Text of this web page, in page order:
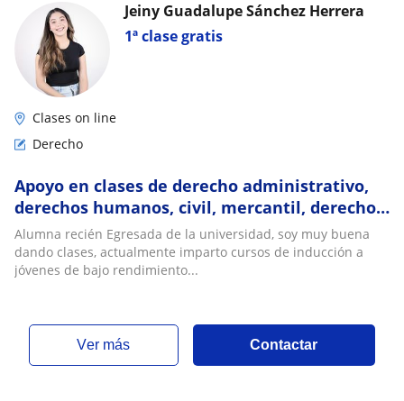
1ª clase gratis
Jeiny Guadalupe Sánchez Herrera
Clases on line
Derecho
Apoyo en clases de derecho administrativo,
derechos humanos, civil, mercantil, derecho
romano
Alumna recién Egresada de la universidad, soy muy buena
dando clases, actualmente imparto cursos de inducción a
jóvenes de bajo rendimiento...
ver más Contactar